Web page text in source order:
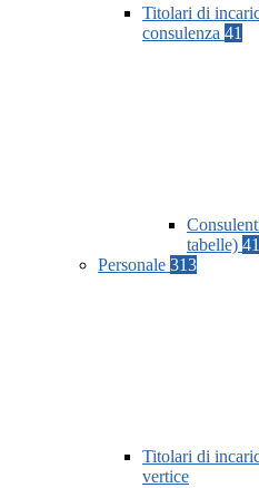
Titolari di
consulenza 41
tabelle) 41
Personale 313
Titolari di
vertice